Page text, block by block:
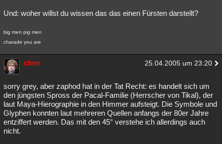
Und: woher willst du wissen das das einen Fürsten darstellt?
big men pig men
charade you are
chen 25.04.2005 um 23:20
sorry grey, aber zaphod hat in der Tat Recht: es handelt sich um
den jüngsten Spross der Pacal-Familie (Herrscher von Tikal), der
laut Maya-Hierographie in den Himmer aufsteigt. Die Symbole und
Glyphen konnten laut mehreren Quellen anfangs der 80er Jahre
entziffert werden. Das mit den 45° verstehe ich allerdings auch
nicht.